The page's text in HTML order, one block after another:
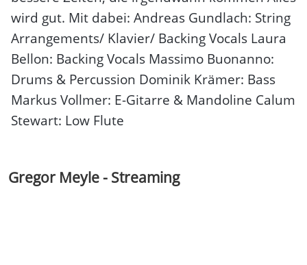
wird gut. Mit dabei: Andreas Gundlach: String
Arrangements/ Klavier/ Backing Vocals Laura
Bellon: Backing Vocals Massimo Buonanno:
Drums & Percussion Dominik Krämer: Bass
Markus Vollmer: E-Gitarre & Mandoline Calum
Stewart: Low Flute
Gregor Meyle - Streaming